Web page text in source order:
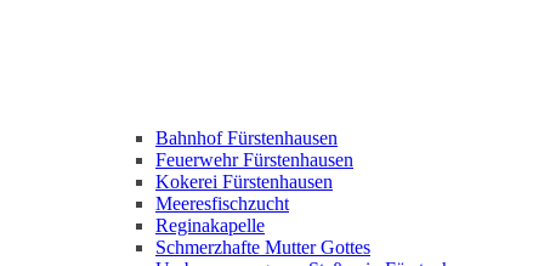
Bahnhof Fürstenhausen
Feuerwehr Fürstenhausen
Kokerei Fürstenhausen
Meeresfischzucht
Reginakapelle
Schmerzhafte Mutter Gottes